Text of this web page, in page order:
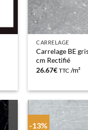
CARRELAGE
Carrelage BE
cm Rectifié
26.67€ TTC /m²
-13%